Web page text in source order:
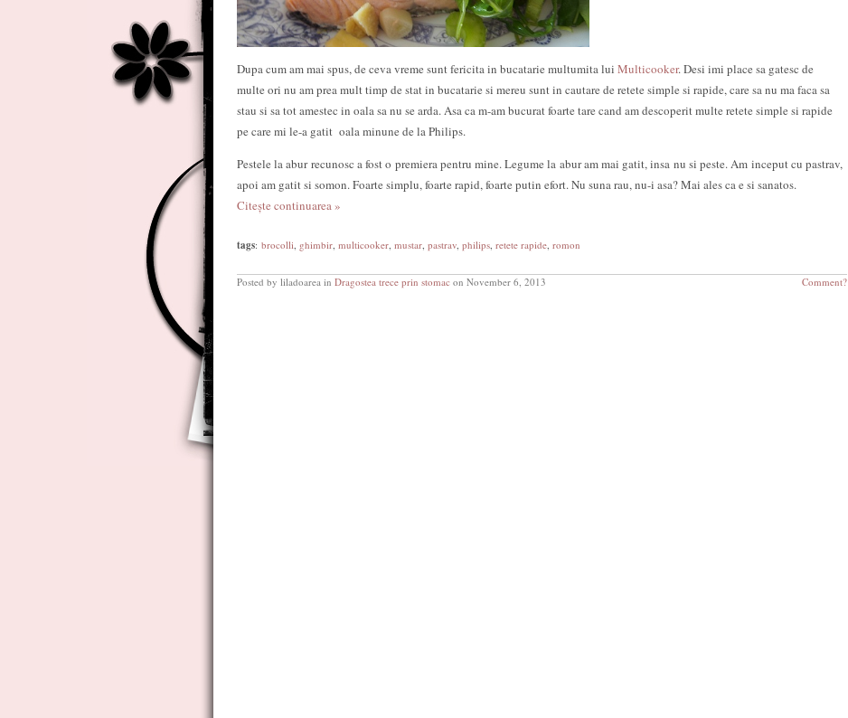
Dupa cum am mai spus, de ceva vreme sunt fericita in bucatarie multumita lui Multicooker. Desi imi place sa gatesc de
multe ori nu am prea mult timp de stat in bucatarie si mereu sunt in cautare de retete simple si rapide, care sa nu ma faca sa
stau si sa tot amestec in oala sa nu se arda. Asa ca m-am bucurat foarte tare cand am descoperit multe retete simple si rapide
pe care mi le-a gatit oala minune de la Philips.
Pestele la abur recunosc a fost o premiera pentru mine. Legume la abur am mai gatit, insa nu si peste. Am inceput cu pastrav,
apoi am gatit si somon. Foarte simplu, foarte rapid, foarte putin efort. Nu suna rau, nu-i asa? Mai ales ca e si sanatos.
Citește continuarea »
tags: brocolli, ghimbir, multicooker, mustar, pastrav, philips, retete rapide, romon
Posted by liladoarea in Dragostea trece prin stomac on November 6, 2013 Comment?